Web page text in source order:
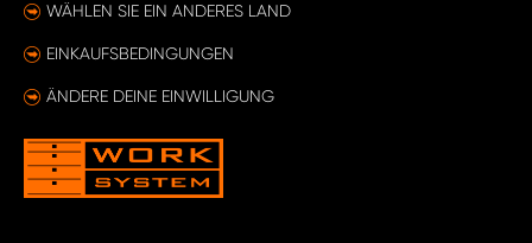
WÄHLEN SIE EIN ANDERES LAND
EINKAUFSBEDINGUNGEN
ÄNDERE DEINE EINWILLIGUNG